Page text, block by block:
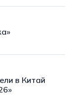
в Китай